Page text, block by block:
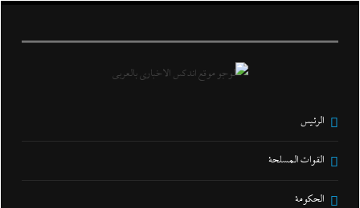
الرئيس
القوات المسلحة
الحكومة